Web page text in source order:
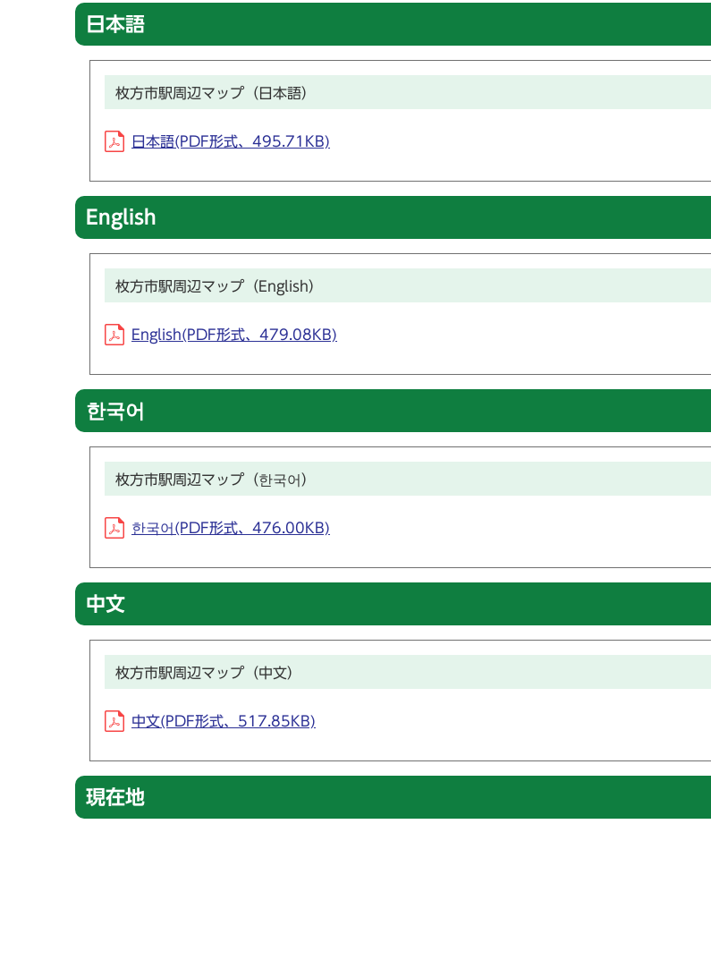
日本語
枚方市駅周辺マップ（日本語）
日本語(PDF形式、495.71KB)
English
枚方市駅周辺マップ（English）
English(PDF形式、479.08KB)
한국어
枚方市駅周辺マップ（한국어）
한국어(PDF形式、476.00KB)
中文
枚方市駅周辺マップ（中文）
中文(PDF形式、517.85KB)
現在地